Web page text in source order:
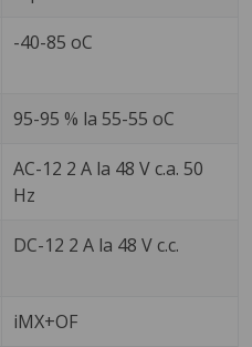
-40-85 oC
95-95 % la 55-55 oC
AC-12 2 A la 48 V c.a. 50
Hz
DC-12 2 A la 48 V c.c.
iMX+OF